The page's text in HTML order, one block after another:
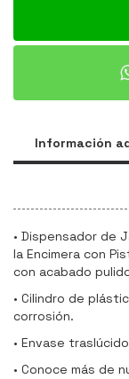
Información
• Dispensador de
la Encimera con
con acabado
• Cilindro de
corrosión.
• Envase
• Conoce más de